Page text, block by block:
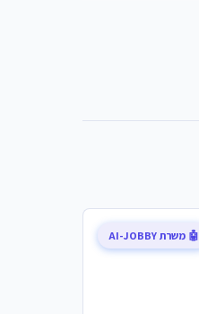
🤖 משרת AI-JOBBY